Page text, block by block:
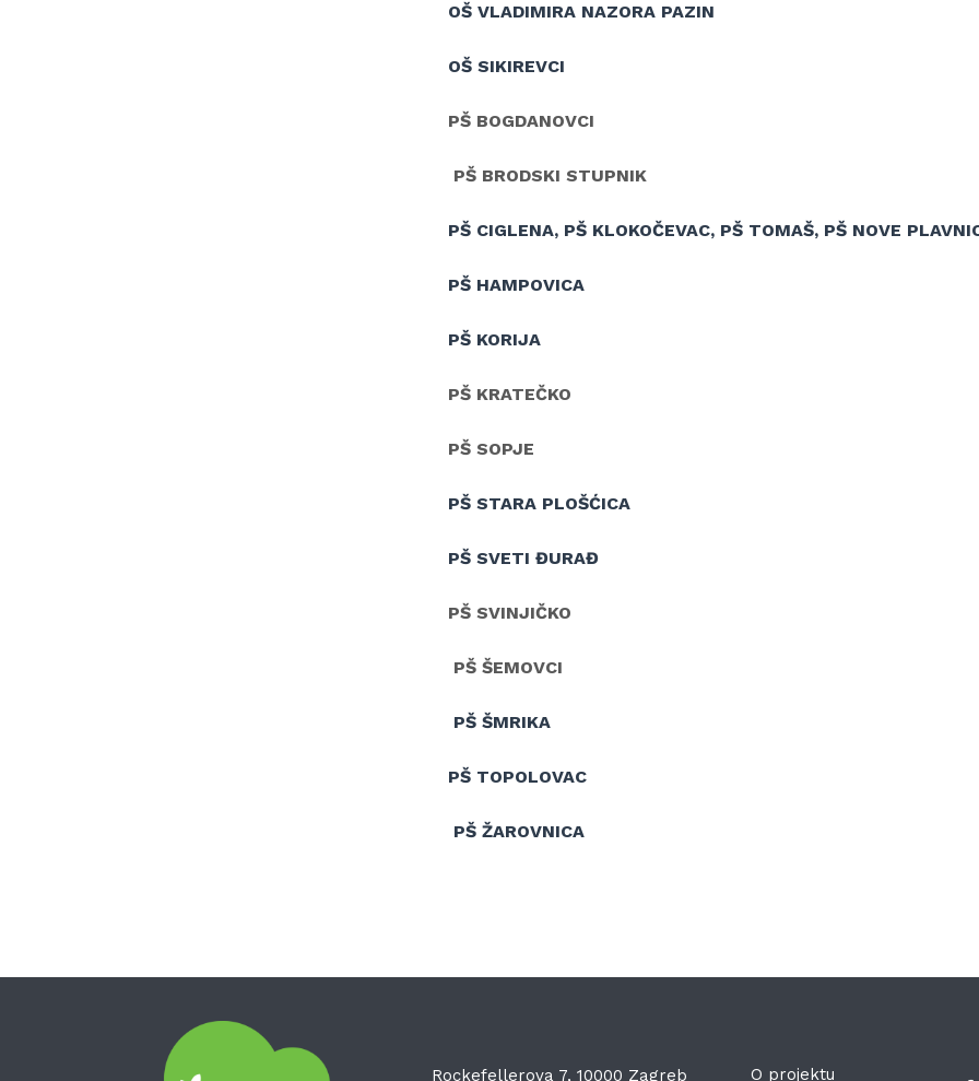
OŠ VLADIMIRA NAZORA PAZIN
OŠ SIKIREVCI
PŠ BOGDANOVCI
PŠ BRODSKI STUPNIK
PŠ CIGLENA, PŠ KLOKOČEVAC, PŠ TOMAŠ, PŠ NOVE
PŠ HAMPOVICA
PŠ KORIJA
PŠ KRATEČKO
PŠ SOPJE
PŠ STARA PLOŠĆICA
PŠ SVETI ĐURAĐ
PŠ SVINJIČKO
PŠ ŠEMOVCI
PŠ ŠMRIKA
PŠ TOPOLOVAC
PŠ ŽAROVNICA
Rockefellerova 7, 10000 Zagreb O projektu